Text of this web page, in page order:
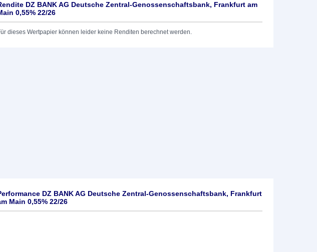
DZ BANK AG Deutsche Zentral-Genossenschaftsbank, Frankfurt am
0,55% 22/26
dieses Wertpapier können leider keine Renditen berechnet werden.
DZ BANK AG Deutsche Zentral-Genossenschaftsbank, Frankfurt
Main 0,55% 22/26